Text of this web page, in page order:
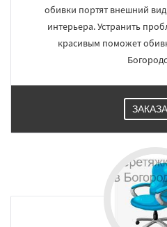
обивки портят внешний
интерьера. Устранить
красивым поможет